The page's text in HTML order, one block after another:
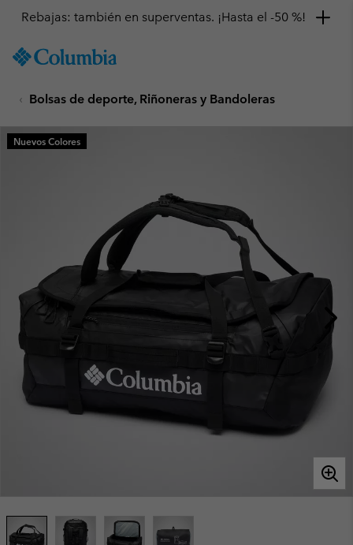
TO
SKIP
MAIN
NAV
Rebajas: también en superventas. ¡Hasta el -50 %!
Bolsas de deporte, Riñoneras y Bandoleras
Nuevos Colores